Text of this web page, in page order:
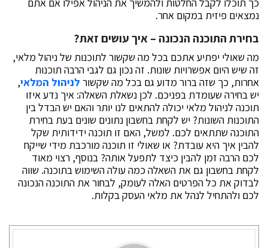
כך תוכלו לקבל החלטות ולהמשיך את הניהול אפילו אם אתם
נמצאים פיזית במקום אחר.
בחירת התוכנה הנכונה – איך עושים זאת?
מה שאולי יפתיע אתכם בכל מה שקשור לתוכנות של ניהול מלאי,
זה שיש היום אפשרויות שונות. זה נכון גם לגבי הרבה תוכנות
אחרות, כך שזה ברור מדוע גם בכל מה שקשור לניהול המלאי,
יש בחירה שעומדת בפניכם. לכן נשאלת השאלה: איך נדע איזו
תוכנה לניהול מלאי יכולה להתאים לנו יותר והאם יש הבדל בין
התוכנות השונות? יש לקחת בחשבון נתונים שונים בעת בחירת
התוכנה שתתאים לכם. למשל, האם זו תוכנה ידידותית שקל
להבין איך היא עובדת? או שאולי זו תוכנה מורכבת מידי שייקח
לכם הרבה זמן להבין כיצד לתפעל אותה? בנוסף, רצוי מאוד
לקחת בחשבון גם את השאלה כמה עולה השימוש בתוכנה. שווה
לבדוק את כל הפרטים האלה לעומק, לבחור את התוכנה הנכונה
לכם ולהתחיל לנהל את מלאי העסק בקלות.